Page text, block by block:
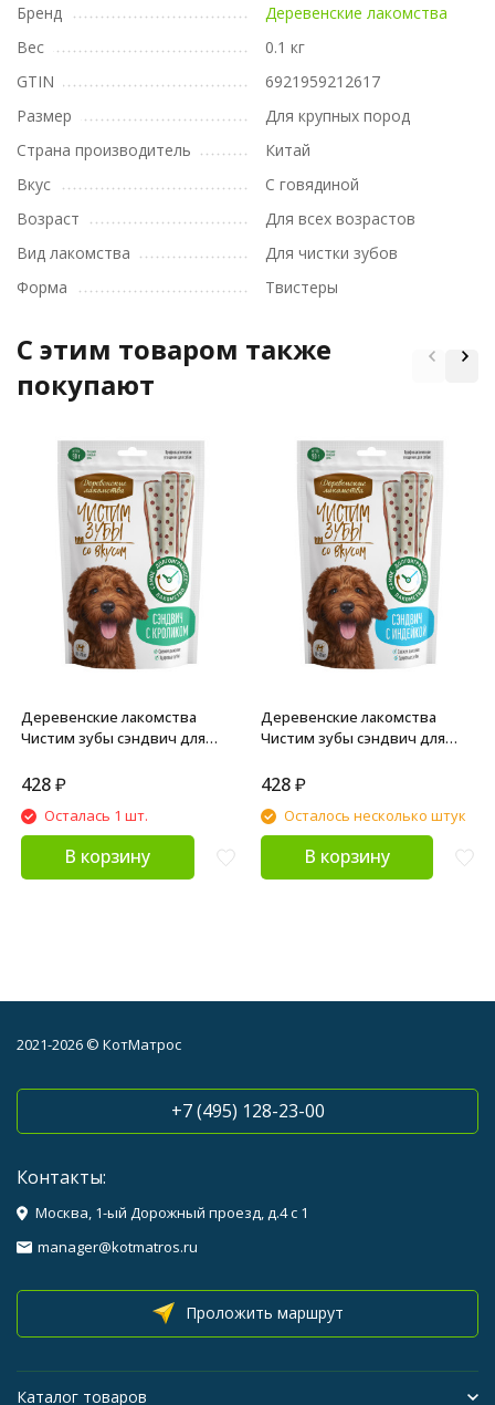
Бренд
Деревенские лакомства
Вес
0.1 кг
GTIN
6921959212617
Размер
Для крупных пород
Страна производитель
Китай
Вкус
С говядиной
Возраст
Для всех возрастов
Вид лакомства
Для чистки зубов
Форма
Твистеры
C этим товаром также
покупают
Деревенские лакомства
Чистим зубы сэндвич для
428₽
Осталась 1 шт.
В корзину
Деревенские лакомства
Чистим зубы сэндвич для
428 ₽
Осталось несколько штук
В корзину
2021-2026 © КотМатрос
+7 (495) 128-23-00
Контакты:
Москва, 1-ый Дорожный проезд, д.4 с 1
manager@kotmatros.ru
Проложить маршрут
Каталог товаров